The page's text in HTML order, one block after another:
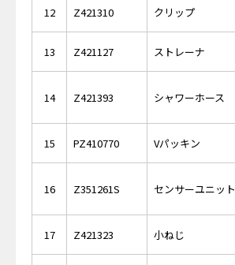
12 Z421310 クリップ
13 Z421127 ストレーナ
14 Z421393 シャワーホース
15 PZ410770 Vパッキン
16 Z351261S センサーユニット
17 Z421323 小ねじ